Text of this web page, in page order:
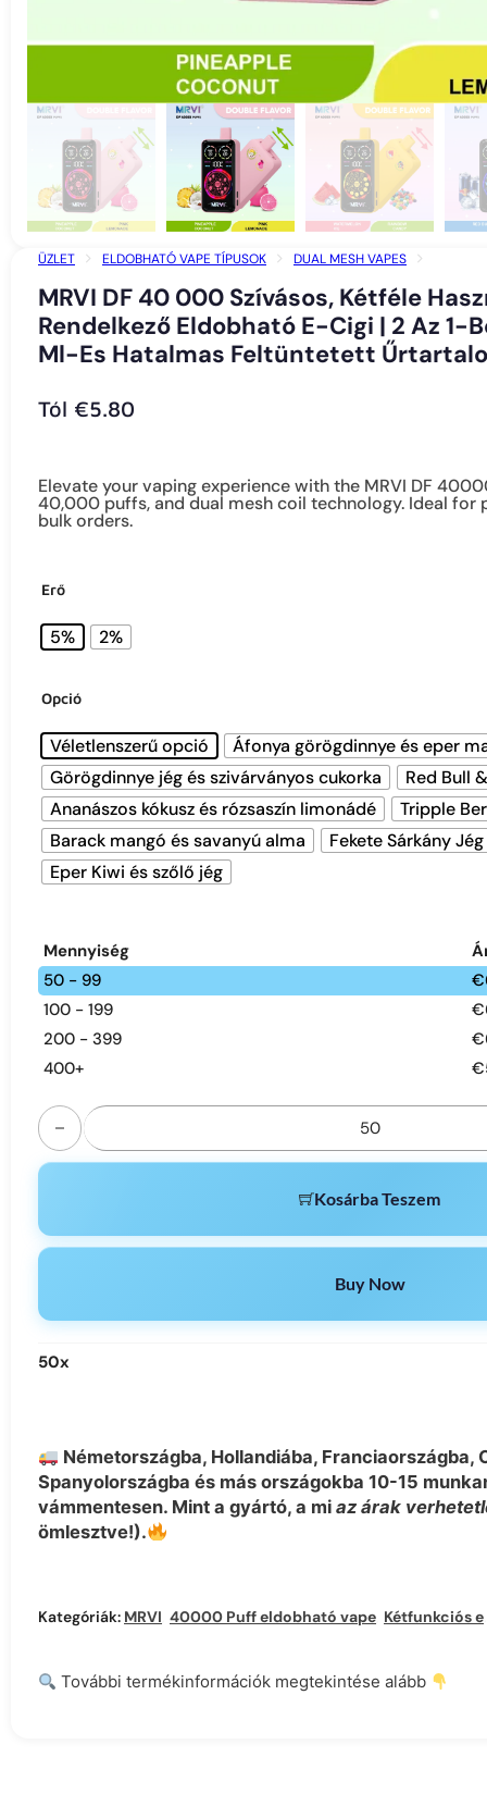
ÜZLET ELDOBHATÓ VAPE TÍPUSOK
DUAL MESH VAPES
RENDSZER, 40 ML-ES HATALMAS FELTÜNTETETT ŰRTARTALOM
MRVI DF 40 000 Szívásos, Kétféle
Rendelkező Eldobható E-Cigi | 2 Az 1-
Ml-Es Hatalmas Feltüntetett
Tól €5.80
Elevate your vaping experience with the MRVI DF
40,000 puffs, and dual mesh coil technology. Ideal for
bulk orders.
Erő
5% 2%
Opció
Véletlenszerű opció
Áfonya görögdinnye és eper
Görögdinnye jég és szivárványos cukorka
Red Bull
Ananászos kókusz és rózsaszín limonádé
Tripple
Barack mangó és savanyú alma
Fekete Sárkány
Eper Kiwi és szőlő jég
Mennyiség
50 - 99
€
100 - 199
€
200 - 399
€
400+
€
MRVI DF 40000 puff double option disposable vape | 2-
Kosárba Teszem
Buy Now
50x
Németországba, Hollandiába, Franciaországba,
Spanyolországba és más országokba 10-15
vámmentesen. Mint a gyártó, a mi az árak
ömlesztve!).
Kategóriák: MRVI 40000 Puff eldobható vape Kétfunkciós e-cigaretták
További termékinformációk megtekintése alább